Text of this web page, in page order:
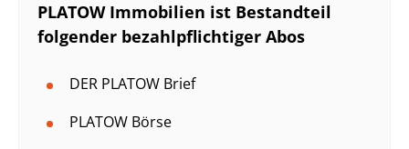
PLATOW Immobilien ist Bestandteil
folgender bezahlpflichtiger Abos
DER PLATOW Brief
PLATOW Börse